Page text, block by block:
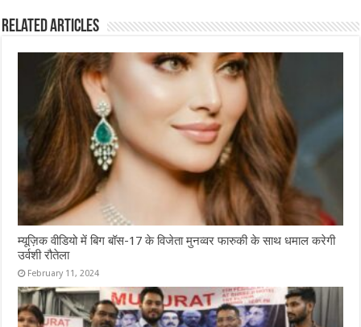
o
o
k
r
A
p
p
Related Articles
म्यूज़िक वीडियो में बिग बॉस-17 के विजेता मुनव्वर फारुकी के साथ धमाल करेगी
उर्वशी रौतेला
February 11, 2024